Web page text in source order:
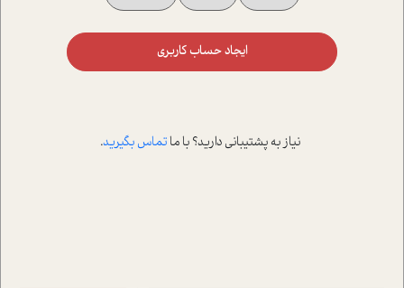
ایجاد حساب کاربری
نیاز به پشتیبانی دارید؟ با ماتماس بگیرید.